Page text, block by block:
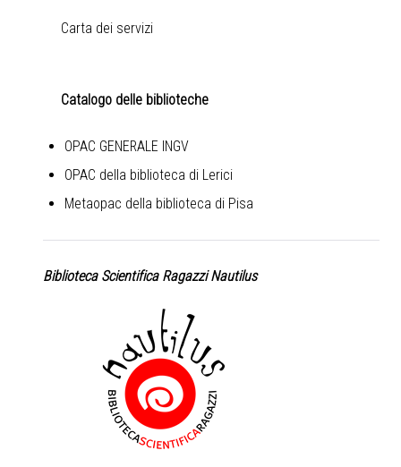
Carta dei servizi
Catalogo delle biblioteche
OPAC GENERALE INGV
OPAC della biblioteca di Lerici
Metaopac della biblioteca di Pisa
Biblioteca Scientifica Ragazzi Nautilus